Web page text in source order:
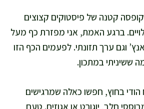
קטנה של פיסטוקים קצוצים
ברגע האמת, אני מפזרת כף מעל
וגם ערך תזונתי. לפעמים הכף הזו
ששיניתי במתכון.
בחוץ, חפשו כאלה שמרגישים
חלב, יוגורט או אגוזים. טעם